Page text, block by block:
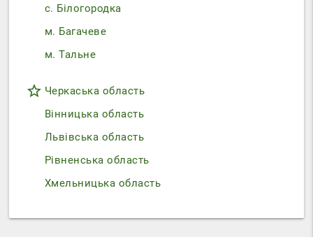
с. Білогородка
м. Багачеве
м. Тальне
star_border Черкаська область
Вінницька область
Львівська область
Рівненська область
Хмельницька область